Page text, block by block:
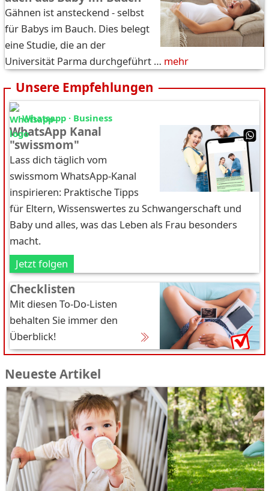
Gähnen ist ansteckend - selbst
für Babys im Bauch. Dies belegt
eine Studie, die an der
Universität Parma durchgeführt … mehr
Unsere Empfehlungen
Whatsapp · Business
WhatsApp Kanal
"swissmom"
Lass dich täglich vom
swissmom WhatsApp-Kanal
inspirieren: Praktische Tipps
für Eltern, Wissenswertes zu Schwangerschaft und
Baby und alles, was das Leben als Frau besonders
macht.
Jetzt folgen
Checklisten
Mit diesen To-Do-Listen
behalten Sie immer den
Überblick!
Neueste Artikel